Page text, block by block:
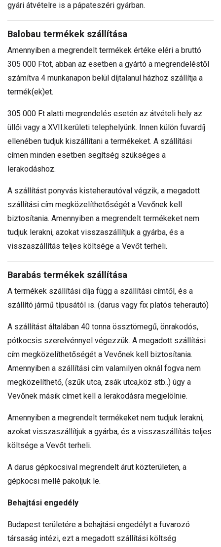
gyári átvételre is a pápateszéri gyárban.
Balobau termékek szállítása
Amennyiben a megrendelt termékek értéke eléri a bruttó
305 000 Ftot, abban az esetben a gyártó a megrendeléstől
számítva 4 munkanapon belül díjtalanul házhoz szállítja a
termék(ek)et.
305 000 Ft alatti megrendelés esetén az átvételi hely az
üllői vagy a XVII.kerületi telephelyünk. Innen külön fuvardíj
ellenében tudjuk kiszállítani a termékeket. A szállítási
címen minden esetben segítség szükséges a
lerakodáshoz.
A szállítást ponyvás kisteherautóval végzik, a megadott
szállítási cím megközelíthetőségét a Vevőnek kell
biztosítania. Amennyiben a megrendelt termékeket nem
tudjuk lerakni, azokat visszaszállítjuk a gyárba, és a
visszaszállítás teljes költsége a Vevőt terheli.
Barabás termékek szállítása
A termékek szállítási díja függ a szállítási címtől, és a
szállító jármű típusától is. (darus vagy fix platós teherautó)
A szállítást általában 40 tonna össztömegű, önrakodós,
pótkocsis szerelvénnyel végezzük. A megadott szállítási
cím megközelíthetőségét a Vevőnek kell biztosítania.
Amennyiben a szállítási cím valamilyen oknál fogva nem
megközelíthető, (szűk utca, zsák utca,köz stb..) úgy a
Vevőnek másik címet kell a lerakodásra megjelölnie.
Amennyiben a megrendelt termékeket nem tudjuk lerakni,
azokat visszaszállítjuk a gyárba, és a visszaszállítás teljes
költsége a Vevőt terheli.
A darus gépkocsival megrendelt árut közterületen, a
gépkocsi mellé pakoljuk le.
Behajtási engedély
Budapest területére a behajtási engedélyt a fuvarozó
társaság intézi, ezt a megadott szállítási költség